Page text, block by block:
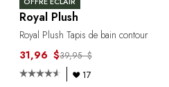
Royal Plush
Royal Plush Tapis de bain contour
31,96 $39,95 $
17